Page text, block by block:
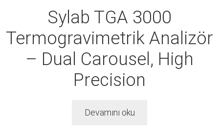
Sylab TGA 3000
Termogravimetrik Analizör
– Dual Carousel, High
Precision
Devamını oku